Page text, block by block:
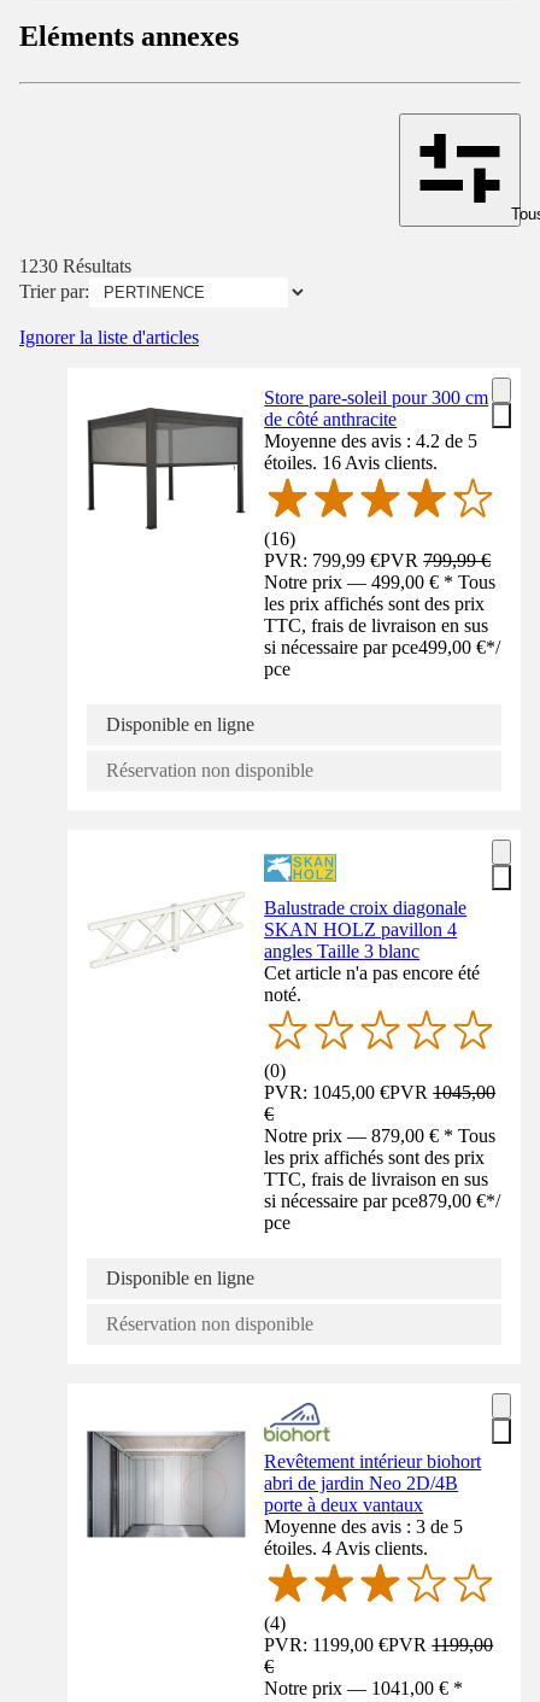
Eléments annexes
1230 Résultats
Trier par:
Ignorer la liste d'articles
Store pare-soleil pour 300 cm
de côté anthracite
Moyenne des avis : 4.2 de 5
étoiles. 16 Avis clients.
(16)
PVR: 799,99 €PVR799,99 €
Notre prix — 499,00 € * Tous
les prix affichés sont des prix
TTC, frais de livraison en sus
si nécessaire par pce499,00 €*/
pce
Disponible en ligne
Réservation non disponible
Balustrade croix diagonale
SKAN HOLZ pavillon 4
angles Taille 3 blanc
Cet article n'a pas encore été
noté.
(0)
PVR: 1045,00 €PVR1045,00
€
Notre prix — 879,00 € * Tous
les prix affichés sont des prix
TTC, frais de livraison en sus
si nécessaire par pce879,00 €*/
pce
Disponible en ligne
Réservation non disponible
Revêtement intérieur biohort
abri de jardin Neo 2D/4B
porte à deux vantaux
Moyenne des avis : 3 de 5
étoiles. 4 Avis clients.
(4)
PVR: 1199,00 €PVR1199,00
€
Notre prix — 1041,00 € *